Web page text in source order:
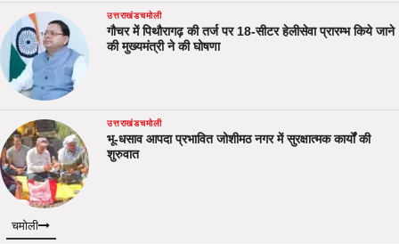
उत्तराखंडचमोली
गौचर में पिथौरागढ़ की तर्ज पर 18-सीटर हेलीसेवा प्रारम्भ किये जाने
की मुख्यमंत्री ने की घोषणा
उत्तराखंडचमोली
भू-धसाव आपदा प्रभावित जोशीमठ नगर में सुरक्षात्मक कार्यों की
शुरुवात
चमोली